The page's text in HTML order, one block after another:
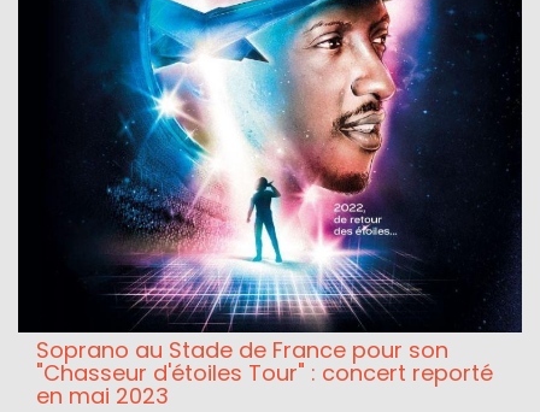
Soprano au Stade de France pour son
"Chasseur d'étoiles Tour" : concert reporté
en mai 2023